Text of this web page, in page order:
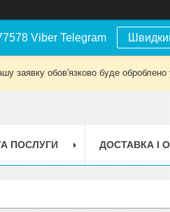
Viber Telegram
заявку обов'язково буде
ПОСЛУГИ ДОСТАВКА І